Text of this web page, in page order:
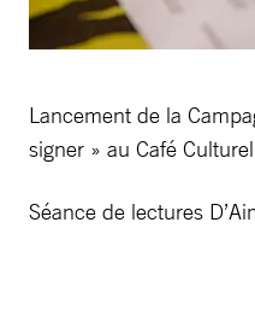
Lancement de la
signer » au Café
Séance de lectures